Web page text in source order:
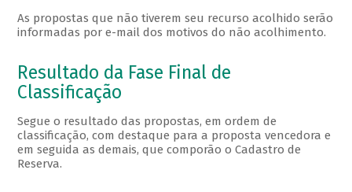
As propostas que não tiverem seu recurso acolhido serão
informadas por e-mail dos motivos do não acolhimento.
Resultado da Fase Final de
Classificação
Segue o resultado das propostas, em ordem de
classificação, com destaque para a proposta vencedora e
em seguida as demais, que comporão o Cadastro de
Reserva.